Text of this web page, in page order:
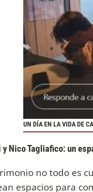
UN DÍA EN LA VIDA DE
y Nico Tagliafico: un
no todo es
espacios para